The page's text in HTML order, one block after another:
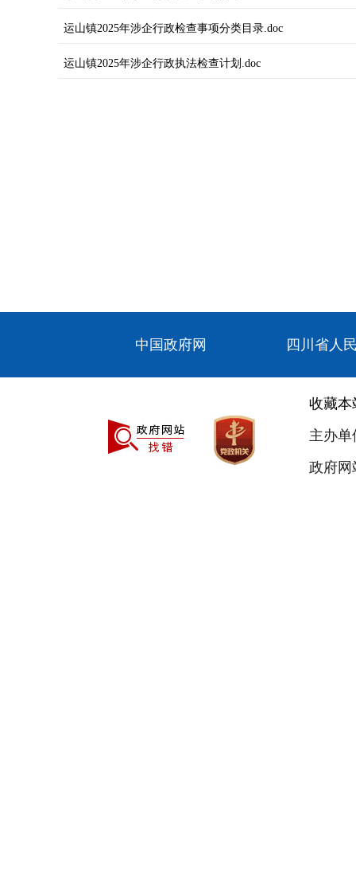
运山镇2025年涉企行政检查事项分类目录.doc
运山镇2025年涉企行政执法检查计划.doc
中国政府网 四川省人
收藏本
主办
政府网